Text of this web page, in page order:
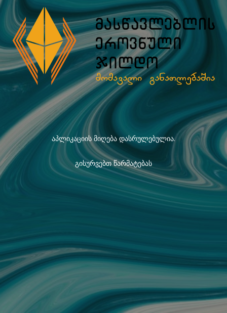
აპლიკაციის მიღება დასრულებულია.
გისურვებთ წარმატებას